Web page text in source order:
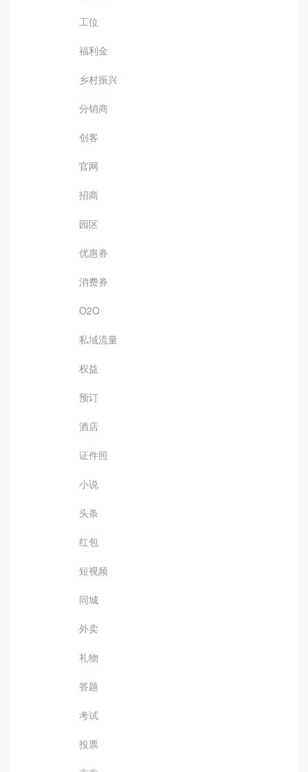
工位
福利金
乡村振兴
分销商
创客
官网
招商
园区
优惠券
消费券
O2O
私域流量
权益
预订
酒店
证件照
小说
头条
红包
短视频
同城
外卖
礼物
答题
考试
投票